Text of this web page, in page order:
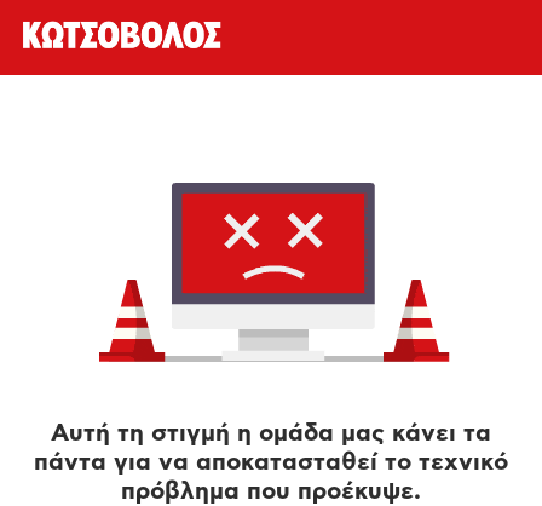
Αυτή τη στιγμή η ομάδα μας κάνει τα
πάντα για να αποκατασταθεί το τεχνικό
πρόβλημα που προέκυψε.